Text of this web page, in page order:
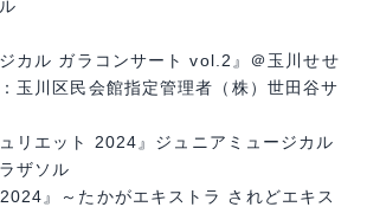
ジカル ガラコンサート vol.2』＠玉川せせ
玉川区民会館指定管理者（株）世田谷サ
ュリエット 2024』ジュニアミュージカル
ザソル
』～たかがエキストラ されどエキス